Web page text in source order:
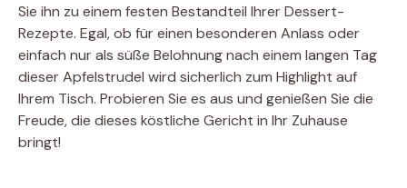
Sie ihn zu einem festen Bestandteil Ihrer Dessert-
Rezepte. Egal, ob für einen besonderen Anlass oder
einfach nur als süße Belohnung nach einem langen Tag 
dieser Apfelstrudel wird sicherlich zum Highlight auf
Ihrem Tisch. Probieren Sie es aus und genießen Sie die
Freude, die dieses köstliche Gericht in Ihr Zuhause
bringt!